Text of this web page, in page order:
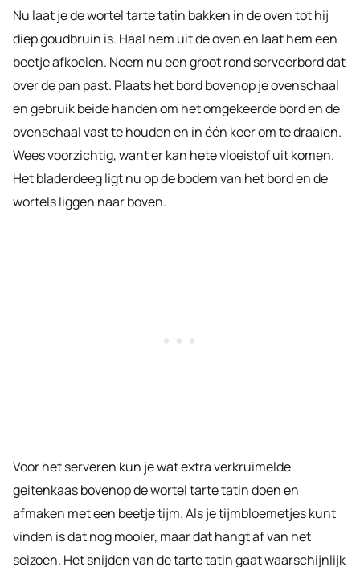
Nu laat je de wortel tarte tatin bakken in de oven tot hij
diep goudbruin is. Haal hem uit de oven en laat hem een
beetje afkoelen. Neem nu een groot rond serveerbord dat
over de pan past. Plaats het bord bovenop je ovenschaal
en gebruik beide handen om het omgekeerde bord en de
ovenschaal vast te houden en in één keer om te draaien.
Wees voorzichtig, want er kan hete vloeistof uit komen.
Het bladerdeeg ligt nu op de bodem van het bord en de
wortels liggen naar boven.
Voor het serveren kun je wat extra verkruimelde
geitenkaas bovenop de wortel tarte tatin doen en
afmaken met een beetje tijm. Als je tijmbloemetjes kunt
vinden is dat nog mooier, maar dat hangt af van het
seizoen. Het snijden van de tarte tatin gaat waarschijnlijk